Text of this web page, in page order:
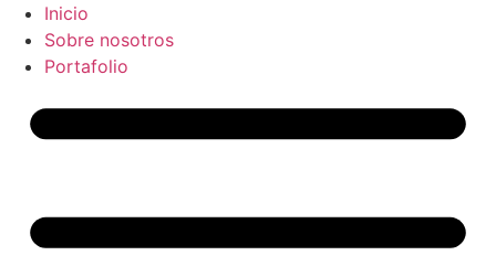
Saltar
contenido
Inicio
Sobre nosotros
Portafolio